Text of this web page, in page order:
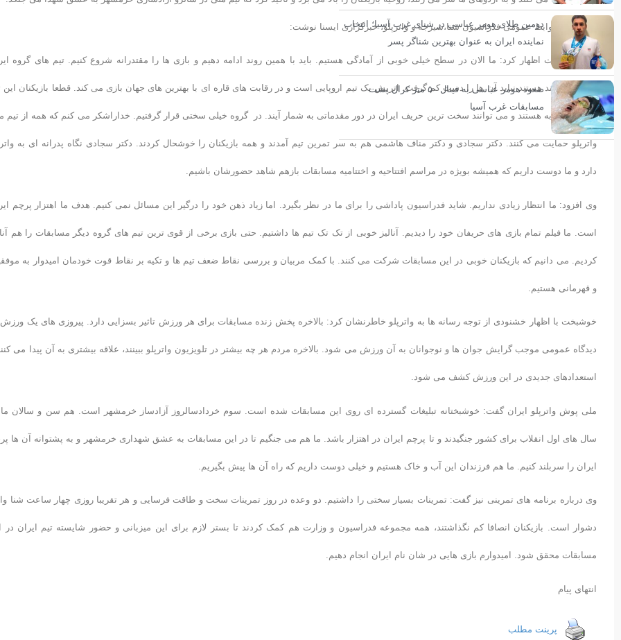
به گزارش روابط عمومی فدراسیون شنا،شیرجه و واترپلو، خبرگزاری ایسنا نوشت:
نیما خوشبخت اظهار کرد: ما الان در سطح خیلی خوبی از آمادگی هستیم. باید با همین روند ادامه دهیم و بازی ها را مقتدرانه شروع کنیم. تیم های گروه
همگی توانمند هستند نباید آن ها را دست کم گرفت. اتریش یک تیم اروپایی است و در رقابت های قاره ای با بهترین های جهان بازی می کند. قطعا بازیکنان این
بسیار با تجربه هستند و می توانند سخت ترین حریف ایران در دور مقدماتی به شمار آیند. در گروه خیلی سختی قرار گرفتیم. خداراشکر می کنم که همه از تیم
واترپلو حمایت می کنند. دکتر سجادی و دکتر مناف هاشمی هم به سر تمرین تیم آمدند و همه بازیکنان را خوشحال کردند. دکتر سجادی نگاه پدرانه ای به
دارد و ما دوست داریم که همیشه بویژه در مراسم افتتاحیه و اختتامیه مسابقات بازهم شاهد حضورشان باشیم.
وی افزود: ما انتظار زیادی نداریم. شاید فدراسیون پاداشی را برای ما در نظر بگیرد. اما زیاد ذهن خود را درگیر این مسائل نمی کنیم. هدف ما اهتزار پرچم
است. ما فیلم تمام بازی های حریفان خود را دیدیم. آنالیز خوبی از تک تک تیم ها داشتیم. حتی بازی برخی از قوی ترین تیم های گروه دیگر مسابقات را هم
کردیم. می دانیم که بازیکنان خوبی در این مسابقات شرکت می کنند. با کمک مربیان و بررسی نقاط ضعف تیم ها و تکیه بر نقاط قوت خودمان امیدوار به
و قهرمانی هستیم.
خوشبخت با اظهار خشنودی از توجه رسانه ها به واترپلو خاطرنشان کرد: بالاخره پخش زنده مسابقات برای هر ورزش تاثیر بسزایی دارد. پیروزی های یک ورزش
دیدگاه عمومی موجب گرایش جوان ها و نوجوانان به آن ورزش می شود. بالاخره مردم هر چه بیشتر در تلویزیون واترپلو ببینند، علاقه بیشتری به آن پیدا می
استعدادهای جدیدی در این ورزش کشف می شود.
ملی پوش واترپلو ایران گفت: خوشبختانه تبلیغات گسترده ای روی این مسابقات شده است. سوم خردادسالروز آزادساز خرمشهر است. هم سن و سالان ما
سال های اول انقلاب برای کشور جنگیدند و تا پرچم ایران در اهتزار باشد. ما هم می جنگیم تا در این مسابقات به عشق شهداری خرمشهر و به پشتوانه آن ها
ایران را سربلند کنیم. ما هم فرزندان این آب و خاک هستیم و خیلی دوست داریم که راه آن ها پیش بگیریم.
وی درباره برنامه های تمرینی نیز گفت: تمرینات بسیار سختی را داشتیم. دو وعده در روز تمرینات سخت و طاقت فرسایی و هر تقریبا روزی چهار ساعت شنا
دشوار است. بازیکنان انصافا کم نگذاشتند، همه مجموعه فدراسیون و وزارت هم کمک کردند تا بستر لازم برای این میزبانی و حضور شایسته تیم ایران در
مسابقات محقق شود. امیدوارم بازی هایی در شان نام ایران انجام دهیم.
انتهای پیام
پرینت مطلب
دومین طلای هومر عباسی در شنای غرب آسیا؛ انتخاب
نماینده ایران به عنوان بهترین شناگر پسر
صعود هومر عباسی به فینال ۵۰ متر کرال پشت
مسابقات غرب آسیا